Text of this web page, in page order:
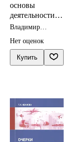
основы
деятельности
воздушного
Учебник для
аспирантов
Владимир
Нет оценок
Купить